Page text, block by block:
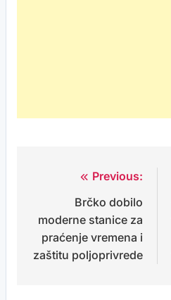
navigation
Previous:
Brčko dobilo
moderne stanice za
praćenje vremena i
zaštitu poljoprivrede